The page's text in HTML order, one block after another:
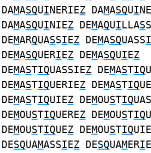
DAMASQUINERIEZ DAMASQUINE
DAMASQUINIEZ DEMAQUILLAS
DEMARQUASSIEZ DEMASQUASSI
DEMASQUERIEZ DEMASQUIEZ
DEMASTIQUASSIEZ DEMASTIQ
DEMASTIQUERIEZ DEMASTIQUE
DEMASTIQUIEZ DEMOUSTIQ
DEMOUSTIQUEREZ DEMOUSTIQ
DEMOUSTIQUEZ DEMOUSTIQUIE
DESQUAMASSIEZ DESQUAMERIE